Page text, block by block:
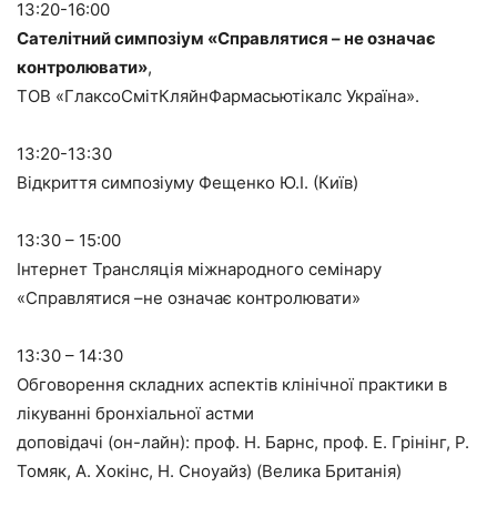
13:20-16:00
Сателітний симпозіум «Справлятися – не означає
контролювати»,
ТОВ «ГлаксоСмітКляйнФармасьютікалс Україна».
13:20-13:30
Відкриття симпозіуму Фещенко Ю.І. (Київ)
13:30 – 15:00
Інтернет Трансляція міжнародного семінару
«Справлятися –не означає контролювати»
13:30 – 14:30
Обговорення складних аспектів клінічної практики в
лікуванні бронхіальної астми
доповідачі (он-лайн): проф. Н. Барнс, проф. Е. Грінінг, Р.
Томяк, А. Хокінс, Н. Сноуайз) (Велика Британія)